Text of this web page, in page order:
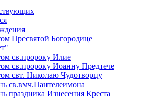
Пресвятой Богородице
св.пророку Илие
св.пророку Иоанну Предтече
свт. Николаю Чудотворцу
св.вмч.Пантелеимона
праздника Изнесения Креста